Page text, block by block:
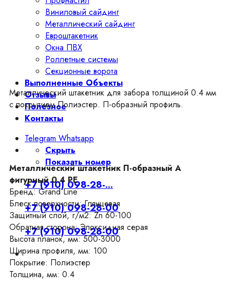
Виниловый сайдинг
Металлический сайдинг
Евроштакетник
Окна ПВХ
Роллетные системы
Секционные ворота
Выполненные Объекты
Отзывы
Полезное
Контакты
Telegram Whatsapp
Скрыть
Показать номер
+7 (910) 098-28-...
+7 (910) 098-28-00
+7 (910) 098-28-00
Металлический штакетник для забора толщиной 0.4 мм
с покрытием Полиэстер. П-образный профиль.
Металлический штакетник П-образный А
фигурный 0.4 PE
Бренд: Grand Line
Блеск поверхности: Глянцевая
Защитный слой, г/м2: Zn 60-100
Обратная сторона: Эпоксидная серая
Высота планок, мм: 500-3000
Ширина профиля, мм: 100
Покрытие: Полиэстер
Толщина, мм: 0.4